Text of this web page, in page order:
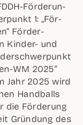
För­de­run­
1: „För­
För­der­
Kin­der- und
WM 2025“
Jahr 2025 wird
Hand­balls
die För­de­rung
Grün­dung des